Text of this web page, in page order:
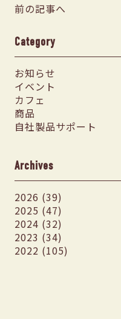
前の記事へ
Category
お知らせ
イベント
カフェ
商品
自社製品サポート
Archives
2026 (39)
2025 (47)
2024 (32)
2023 (34)
2022 (105)